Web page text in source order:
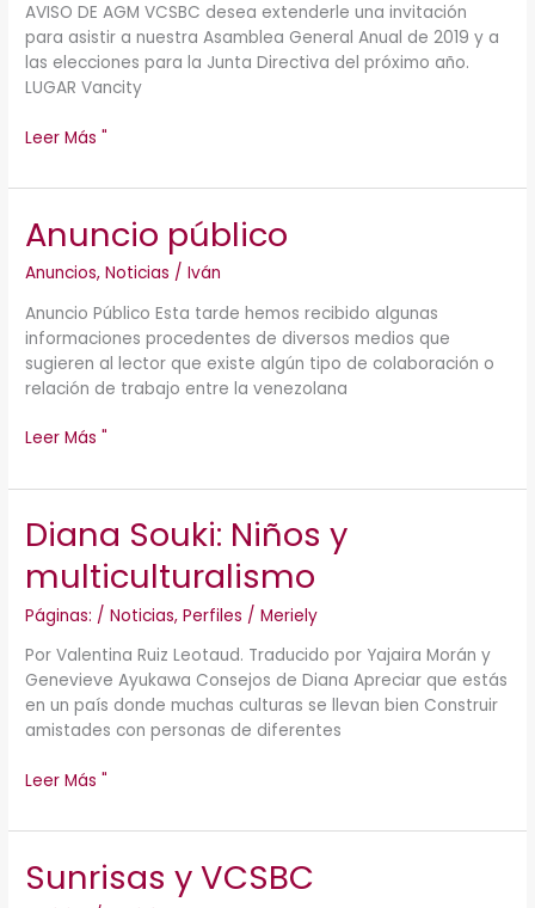
AVISO DE AGM VCSBC desea extenderle una invitación
para asistir a nuestra Asamblea General Anual de 2019 y a
las elecciones para la Junta Directiva del próximo año.
LUGAR Vancity
Leer Más "
Anuncio público
Anuncios,Noticias /Iván
Anuncio Público Esta tarde hemos recibido algunas
informaciones procedentes de diversos medios que
sugieren al lector que existe algún tipo de colaboración o
relación de trabajo entre la venezolana
Anuncio
público
Leer Más "
Diana Souki: Niños y
multiculturalismo
Páginas: /Noticias,Perfiles /Meriely
Por Valentina Ruiz Leotaud. Traducido por Yajaira Morán y
Genevieve Ayukawa Consejos de Diana Apreciar que estás
en un país donde muchas culturas se llevan bien Construir
amistades con personas de diferentes
Diana
Souki:
Niños
multiculturalismo
Leer Más "
Sunrisas y VCSBC
Sunrisas
y